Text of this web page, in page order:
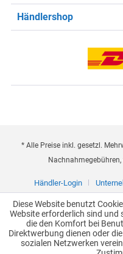
Händlershop
* Alle Preise inkl. gesetzl.
Händler-Login
Diese Website benutzt
Website erforderlich sind und
die den Komfort bei
Direktwerbung dienen oder
sozialen Netzwerken